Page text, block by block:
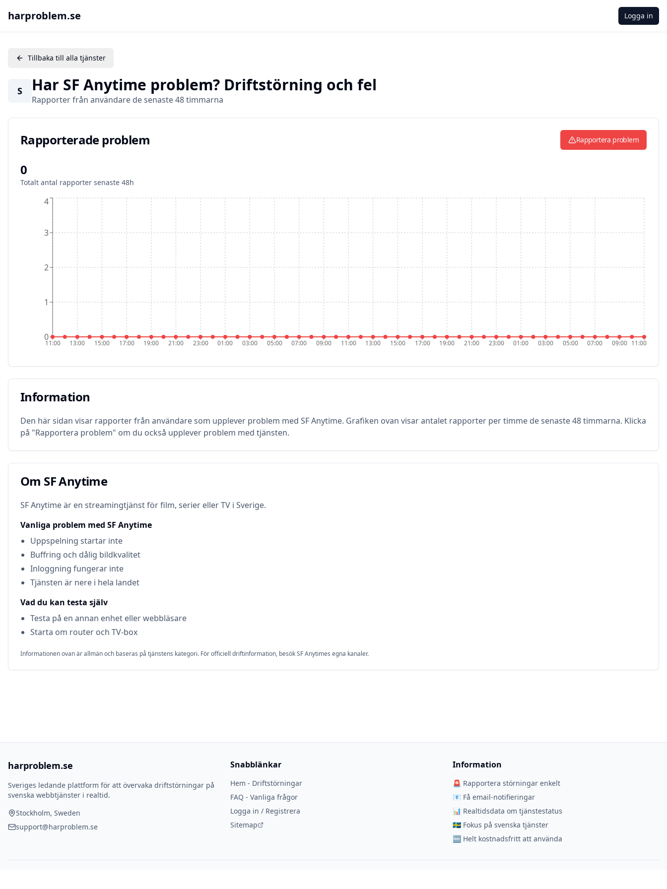
harproblem.se Logga in
Tillbaka till alla tjänster
S Har SF Anytime problem? Driftstörning och fel
Rapporter från användare de senaste 48 timmarna
Rapporterade problem
Rapporterade problem Rapportera problem
0
Totalt antal rapporter senaste 48h
11:00 13:00 15:00 17:00 19:00 21:00 23:00 01:00 03:00 05:00 07:00 09:00 11:00 13:00 15:00 17:00 19:00 21:00 23:00 01:00 03:00 05:00 07:00 09:00 11:00
0
1
2
3
4
Information
Information
Den här sidan visar rapporter från användare som upplever problem med SF Anytime. Grafiken ovan visar antalet rapporter per timme de senaste 48 timmarna. Klicka
på "Rapportera problem" om du också upplever problem med tjänsten.
Om
Om SF Anytime
SF Anytime är en streamingtjänst för film, serier eller TV i Sverige.
Vanliga problem med SF Anytime
Uppspelning startar inte
Buffring och dålig bildkvalitet
Inloggning fungerar inte
Tjänsten är nere i hela landet
Vad du kan testa själv
Testa på en annan enhet eller webbläsare
Starta om router och TV-box
Informationen ovan är allmän och baseras på tjänstens kategori. För officiell driftinformation, besökSF Anytimes egna kanaler.
harproblem.se
Sveriges ledande plattform för att övervaka driftstörningar på
svenska webbtjänster i realtid.
Stockholm, Sweden
support@harproblem.se
Snabblänkar
Hem - Driftstörningar
FAQ - Vanliga frågor
Logga in / Registrera
Sitemap
Information
🚨 Rapportera störningar enkelt
📧 Få email-notifieringar
📊 Realtidsdata om tjänstestatus
🇸🇪 Fokus på svenska tjänster
🆓 Helt kostnadsfritt att använda